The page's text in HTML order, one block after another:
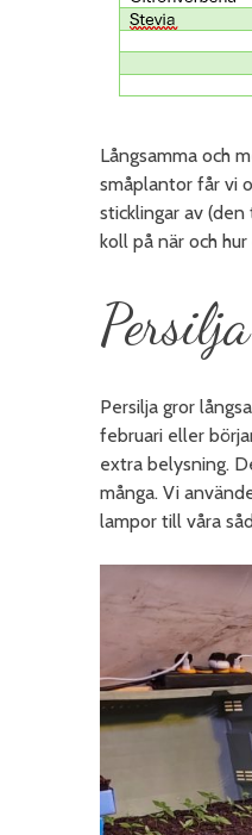
Långsamma och
småplantor får vi
sticklingar av
koll på när och hur
Persilja gror
februari eller
extra belysning.
många. Vi
lampor till våra